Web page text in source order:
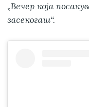
„Вечер која
засекогаш“.